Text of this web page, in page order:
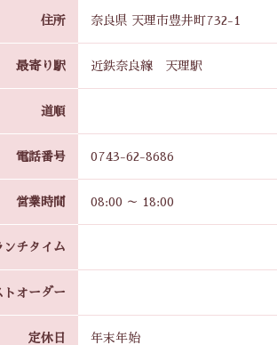
住所 奈良県 天理市豊井町732-1
最寄り駅 近鉄奈良線 天理駅
道順
電話番号 0743-62-8686
営業時間 08:00 ～ 18:00
ンチタイム
トオーダー
定休日 年末年始